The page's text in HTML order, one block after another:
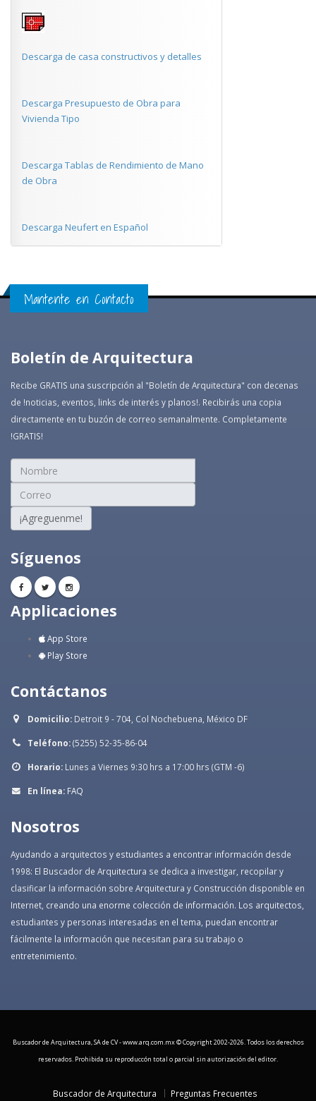
Descarga de casa constructivos y detalles
Descarga Presupuesto de Obra para
Vivienda Tipo
Descarga Tablas de Rendimiento de Mano
de Obra
Descarga Neufert en Español
Mantente en Contacto
Boletín de Arquitectura
Recibe GRATIS una suscripción al "Boletín de Arquitectura" con decenas
de !noticias, eventos, links de interés y planos!. Recibirás una copia
directamente en tu buzón de correo semanalmente. Completamente
!GRATIS!
¡Agreguenme!
Síguenos
Applicaciones
App Store
Play Store
Contáctanos
Domicilio: Detroit 9 - 704, Col Nochebuena, México DF
Teléfono:(5255) 52-35-86-04
Horario: Lunes a Viernes 9:30 hrs a 17:00 hrs (GTM -6)
En línea: FAQ
Nosotros
Ayudando a arquitectos y estudiantes a encontrar información desde
1998: El Buscador de Arquitectura se dedica a investigar, recopilar y
clasificar la información sobre Arquitectura y Construcción disponible en
Internet, creando una enorme colección de información. Los arquitectos,
estudiantes y personas interesadas en el tema, puedan encontrar
fácilmente la información que necesitan para su trabajo o
entretenimiento.
Buscador de Arquitectura, SA de CV - www.arq.com.mx © Copyright 2002-2026. Todos los derechos
reservados. Prohibida su reproduccón total o parcial sin autorización del editor.
Buscador de Arquitectura Preguntas Frecuentes